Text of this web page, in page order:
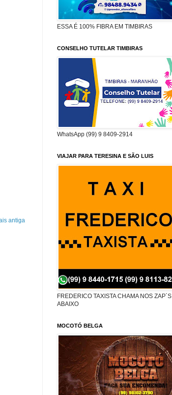
antiga
ESSA É 100% FIBRA EM TIMBIRAS
CONSELHO TUTELAR TIMBIRAS
WhatsApp (99) 9 8409-2914
VIAJAR PARA TERESINA E SÃO LUIS
FREDERICO TAXISTA CHAMA NOS ZAP´S
ABAIXO
MOCOTÓ BELGA